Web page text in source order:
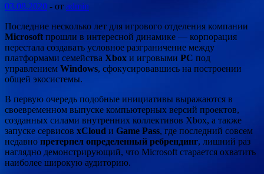
03.08.2020 - от admin
Последние несколько лет для игрового отделения компании
Microsoft прошли в интересной динамике — корпорация
перестала создавать условное разграничение между
платформами семейства Xbox и игровыми PC под
управлением Windows, сфокусировавшись на построении
общей экосистемы.
В первую очередь подобные инициативы выражаются в
своевременном выпуске компьютерных версий проектов,
созданных силами внутренних коллективов Xbox, а также
запуске сервисов xCloud и Game Pass, где последний совсем
недавно претерпел определенный ребрендинг, лишний раз
наглядно демонстрирующий, что Microsoft старается охватить
наиболее широкую аудиторию.